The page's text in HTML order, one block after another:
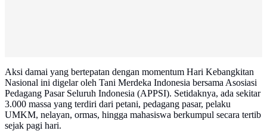
Aksi damai yang bertepatan dengan momentum Hari Kebangkitan
Nasional ini digelar oleh Tani Merdeka Indonesia bersama Asosiasi
Pedagang Pasar Seluruh Indonesia (APPSI). Setidaknya, ada sekitar
3.000 massa yang terdiri dari petani, pedagang pasar, pelaku
UMKM, nelayan, ormas, hingga mahasiswa berkumpul secara tertib
sejak pagi hari.